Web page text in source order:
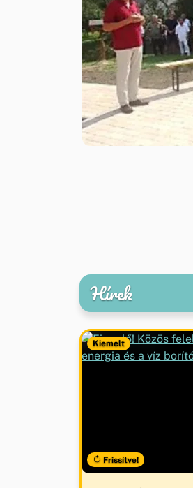
Hírek
Kiemelt
Frissítve!